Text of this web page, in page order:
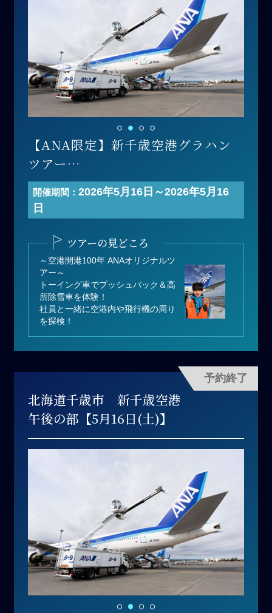
【ANA限定】新千歳空港グラハン
ツアー
開催日 ：2026年5月16日(土)
時間帯 ：午前の部
寄付金額：200,000円（1名あた
り）
募集人数：2名
開催期間： 2026年5月16日～2026年5月16
日
ツアーの見どころ
～空港開港100年 ANAオリジナルツ
アー～
トーイング車でプッシュバック＆高
所除雪車を体験！
社員と一緒に空港内や飛行機の周り
を探検！
予約終了
北海道千歳市 新千歳空港
午後の部【5月16日(土)】